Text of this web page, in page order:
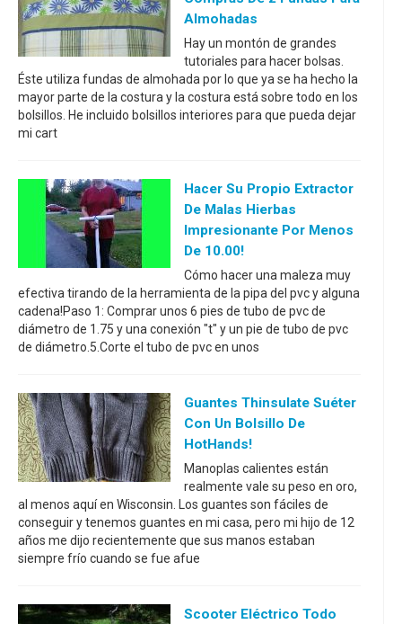
Almohadas
Hay un montón de grandes
tutoriales para hacer bolsas.
Éste utiliza fundas de almohada por lo que ya se ha hecho la
mayor parte de la costura y la costura está sobre todo en los
bolsillos. He incluido bolsillos interiores para que pueda dejar
mi cart
Hacer Su Propio Extractor
De Malas Hierbas
Impresionante Por Menos
De 10.00!
Cómo hacer una maleza muy
efectiva tirando de la herramienta de la pipa del pvc y alguna
cadena!Paso 1: Comprar unos 6 pies de tubo de pvc de
diámetro de 1.75 y una conexión "t" y un pie de tubo de pvc
de diámetro.5.Corte el tubo de pvc en unos
Guantes Thinsulate Suéter
Con Un Bolsillo De
HotHands!
Manoplas calientes están
realmente vale su peso en oro,
al menos aquí en Wisconsin. Los guantes son fáciles de
conseguir y tenemos guantes en mi casa, pero mi hijo de 12
años me dijo recientemente que sus manos estaban
siempre frío cuando se fue afue
Scooter Eléctrico Todo